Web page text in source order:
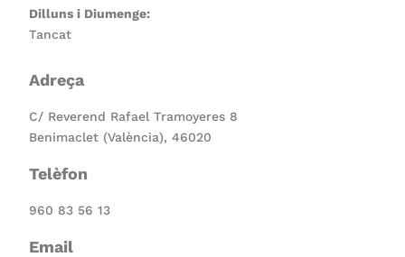
Dilluns i Diumenge:
Tancat
Adreça
C/ Reverend Rafael Tramoyeres 8
Benimaclet (València), 46020
Telèfon
960 83 56 13
Email